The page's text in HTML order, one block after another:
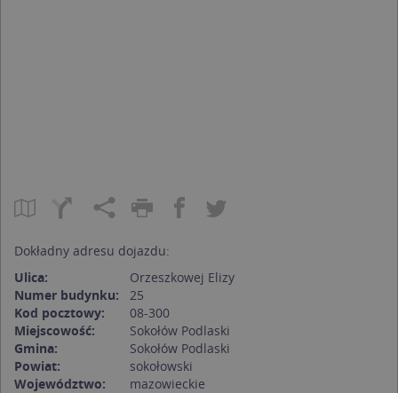
Dokładny adresu dojazdu:
Ulica:
Orzeszkowej Elizy
Numer budynku:
25
Kod pocztowy:
08-300
Miejscowość:
Sokołów Podlaski
Gmina:
Sokołów Podlaski
Powiat:
sokołowski
Województwo:
mazowieckie